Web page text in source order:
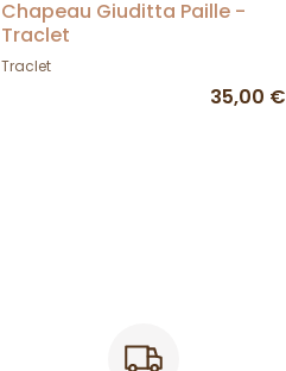
Chapeau Giuditta Paille -
Traclet
Traclet
35,00 €